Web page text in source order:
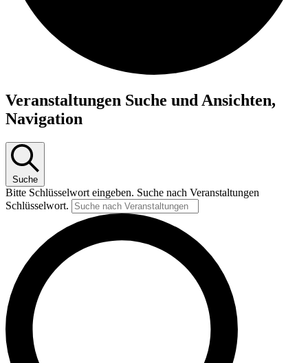
Veranstaltungen Suche und Ansichten,
Navigation
Suche
Bitte Schlüsselwort eingeben. Suche nach Veranstaltungen
Schlüsselwort.